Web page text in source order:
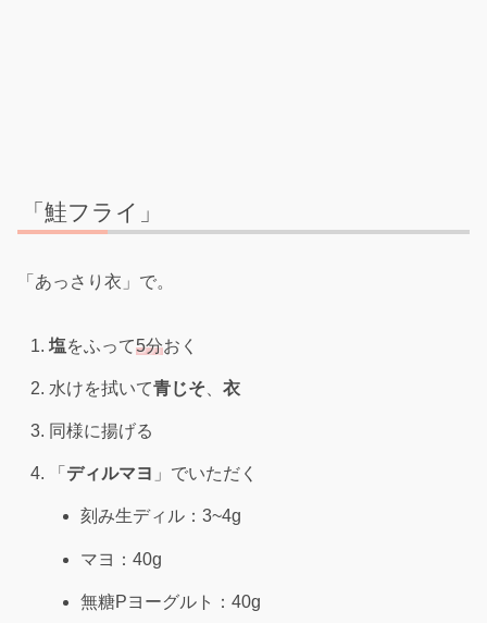
「鮭フライ」
「あっさり衣」で。
塩をふって5分おく
水けを拭いて青じそ 、衣
同様に揚げる
「 ディルマヨ 」でいただく
刻み生ディル：3~4g
マヨ：40g
無糖Pヨーグルト：40g